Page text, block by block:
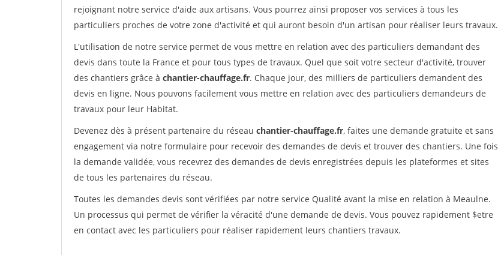
rejoignant notre service d'aide aux artisans. Vous pourrez ainsi proposer vos services à tous les
particuliers proches de votre zone d'activité et qui auront besoin d'un artisan pour réaliser leurs travaux.
L'utilisation de notre service permet de vous mettre en relation avec des particuliers demandant des
devis dans toute la France et pour tous types de travaux. Quel que soit votre secteur d'activité, trouver
des chantiers grâce à chantier-chauffage.fr. Chaque jour, des milliers de particuliers demandent des
devis en ligne. Nous pouvons facilement vous mettre en relation avec des particuliers demandeurs de
travaux pour leur Habitat.
Devenez dès à présent partenaire du réseau chantier-chauffage.fr, faites une demande gratuite et sans
engagement via notre formulaire pour recevoir des demandes de devis et trouver des chantiers. Une fois
la demande validée, vous recevrez des demandes de devis enregistrées depuis les plateformes et sites
de tous les partenaires du réseau.
Toutes les demandes devis sont vérifiées par notre service Qualité avant la mise en relation à Meaulne.
Un processus qui permet de vérifier la véracité d'une demande de devis. Vous pouvez rapidement $etre
en contact avec les particuliers pour réaliser rapidement leurs chantiers travaux.